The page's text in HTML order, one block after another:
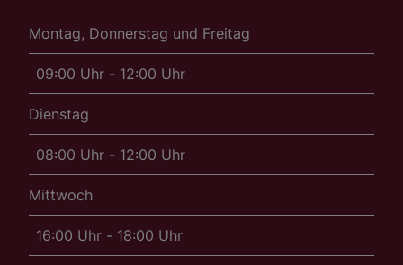
Montag, Donnerstag und Freitag
09:00 Uhr - 12:00 Uhr
Dienstag
08:00 Uhr - 12:00 Uhr
Mittwoch
16:00 Uhr - 18:00 Uhr